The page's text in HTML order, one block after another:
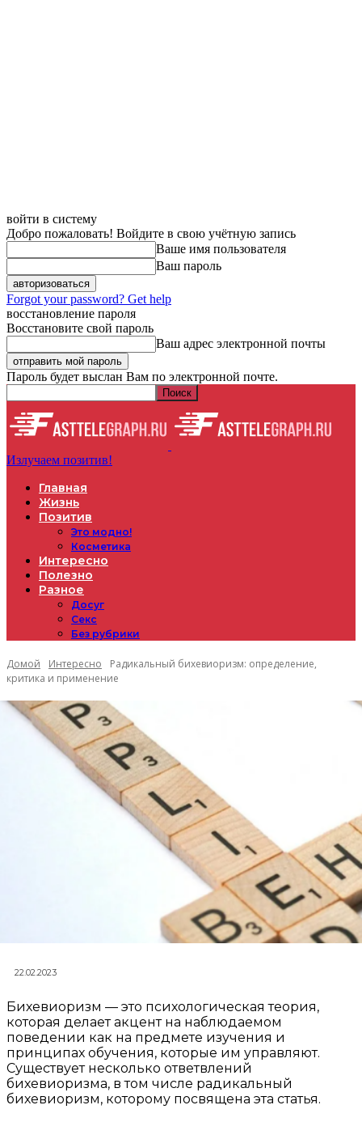
войти в систему
Добро пожаловать! Войдите в свою учётную запись
Ваше имя пользователя
Ваш пароль
Forgot your password? Get help
восстановление пароля
Восстановите свой пароль
Ваш адрес электронной почты
Пароль будет выслан Вам по электронной почте.
Излучаем позитив!
Главная
Жизнь
Позитив
Это модно!
Косметика
Интересно
Полезно
Разное
Досуг
Секс
Без рубрики
Домой Интересно
Радикальный бихевиоризм: определение,
критика и применение
22.02.2023
Бихевиоризм — это психологическая теория,
которая делает акцент на наблюдаемом
поведении как на предмете изучения и
принципах обучения, которые им управляют.
Существует несколько ответвлений
бихевиоризма, в том числе радикальный
бихевиоризм, которому посвящена эта статья.